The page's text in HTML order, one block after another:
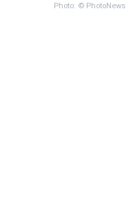
Photo: © PhotoNews